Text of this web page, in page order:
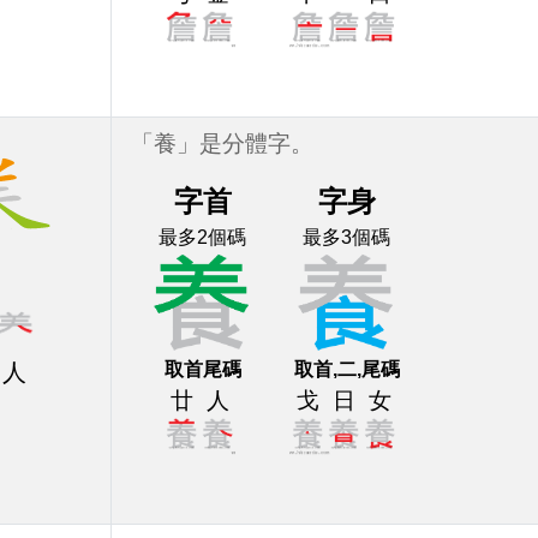
人
「養」是分體字。
字首 字身
最多2個碼 最多3個碼
取首尾碼 取首,二,尾碼
廿 人 戈 日 女